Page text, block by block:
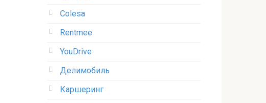
Colesa
Rentmee
YouDrive
Делимобиль
Каршеринг